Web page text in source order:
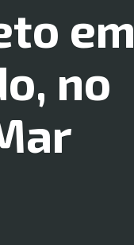
em
no